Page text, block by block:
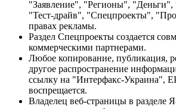
"Заявление", "Регионы",
"Тест-драйв", "Спецпроекты",
правах рекламы.
Раздел Спецпроекты создается
коммерческими партнерами.
Любое копирование, публикация,
другое распространение
ссылку на "Интерфакс-Украина",
воспрещается.
Владелец веб-страницы в разделе